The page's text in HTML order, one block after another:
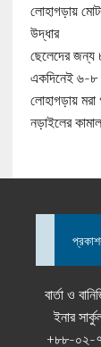
লোহাগড়ায়
উদ্ধার
ছেলেদের জন্য
একদিনেই ৬-৮
লোহাগড়ায়
নড়াইলের
বার্তা ও
ইনার
+৮৮-০২-